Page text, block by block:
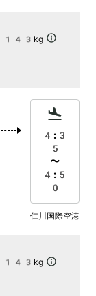
143kg
4:3
5
〜
4:5
0
仁川国際空港
143kg